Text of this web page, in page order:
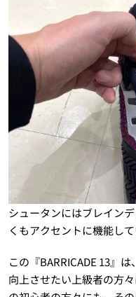
シュータンにはブレイン
くもアクセントに機能して
この『BARRICADE 13』
向上させたい上級者の方